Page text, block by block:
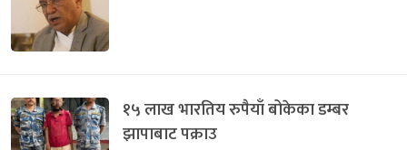
१५ लाख भारतिय रुपैयाँ बोकेका डम्बर
झापाबाट पक्राउ